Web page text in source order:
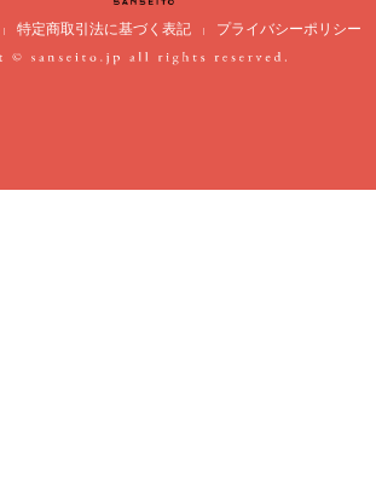
| 特定商取引法に基づく表記 | プライバシーポリシー